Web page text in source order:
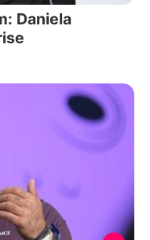
Daniela